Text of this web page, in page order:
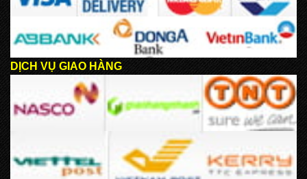
DỊCH VỤ GIAO HÀNG